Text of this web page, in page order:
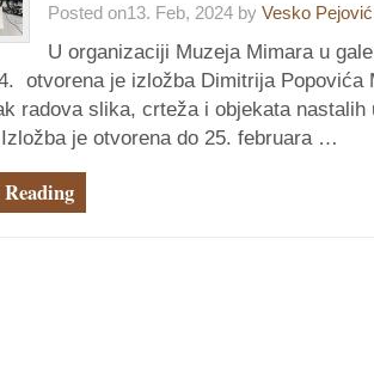
Posted on13. Feb, 2024 by Vesko Pejović
U organizaciji Muzeja Mimara u
otvorena je izložba Dimitrija Popovića
radova slika, crteža i objekata nastalih
je otvorena do 25. februara …